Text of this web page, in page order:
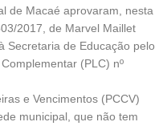
de Macaé aprovaram, nesta
2017, de Marvel Maillet
Secretaria de Educação pelo
(PLC) nº
e Vencimentos (PCCV)
municipal, que não tem